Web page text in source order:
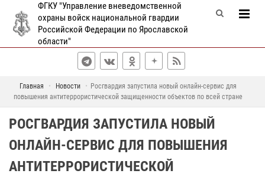
ФГКУ "Управление вневедомственной
охраны войск национальной гвардии
Российской Федерации по Ярославской
области"
Главная Новости
Росгвардия запустила новый онлайн-сервис для
повышения антитеррористической защищенности объектов по всей стране
РОСГВАРДИЯ ЗАПУСТИЛА НОВЫЙ
ОНЛАЙН-СЕРВИС ДЛЯ ПОВЫШЕНИЯ
АНТИТЕРРОРИСТИЧЕСКОЙ